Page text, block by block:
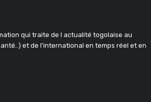
qui traite de l actualité togolaise au
et de l'international en temps réel et en